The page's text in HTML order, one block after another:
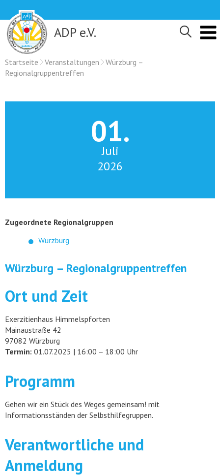
content
ADP e.V.
Startseite Veranstaltungen
Würzburg –
Regionalgruppentreffen
01.
Juli
2026
Zugeordnete Regionalgruppen
Würzburg
Würzburg – Regionalgruppentreffen
Ort und Zeit
Exerzitienhaus Himmelspforten
Mainaustraße 42
97082 Würzburg
Termin: 01.07.2025 | 16:00 – 18:00 Uhr
Programm
Gehen wir ein Stück des Weges gemeinsam! mit
Informationsständen der Selbsthilfegruppen.
Verantwortliche und
Anmeldung